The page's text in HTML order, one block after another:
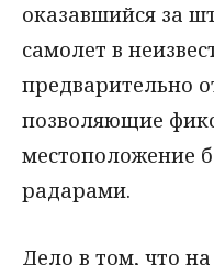
оказавшийся за
самолет в
предварительно
позволяющие
местоположение
радарами.
Дело в том, что